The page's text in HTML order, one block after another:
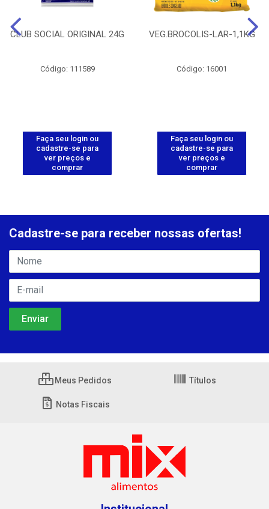
CLUB SOCIAL ORIGINAL 24G
Código: 111589
Faça seu login ou
cadastre-se para
ver preços e
comprar
VEG.BROCOLIS-LAR-1,1KG
Código: 16001
Faça seu login ou
cadastre-se para
ver preços e
comprar
Cadastre-se para receber nossas ofertas!
Meus Pedidos Títulos
Notas Fiscais